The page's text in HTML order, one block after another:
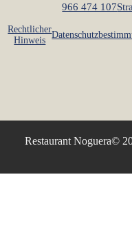
966 474 107
Rechtlicher
Hinweis
Restaurant Noguera©